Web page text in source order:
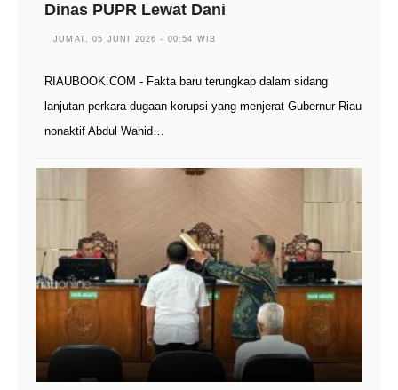
Dinas PUPR Lewat Dani
JUMAT, 05 JUNI 2026 - 00:54 WIB
RIAUBOOK.COM - Fakta baru terungkap dalam sidang
lanjutan perkara dugaan korupsi yang menjerat Gubernur Riau
nonaktif Abdul Wahid…